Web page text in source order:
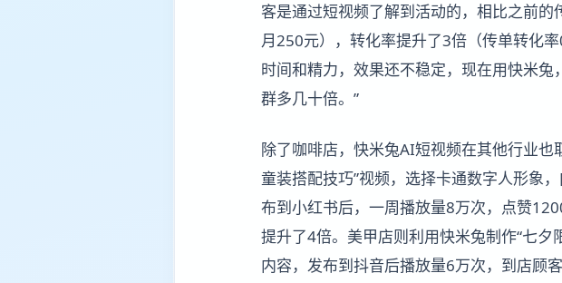
客是通过短视频了解到活动的，相比之前
月250元），转化率提升了3倍（传单转化
时间和精力，效果还不稳定，现在用快米
群多几十倍。”
除了咖啡店，快米兔AI短视频在其他行业
童装搭配技巧”视频，选择卡通数字人形象
布到小红书后，一周播放量8万次，点赞
提升了4倍。美甲店则利用快米兔制作“七
内容，发布到抖音后播放量6万次，到店顾